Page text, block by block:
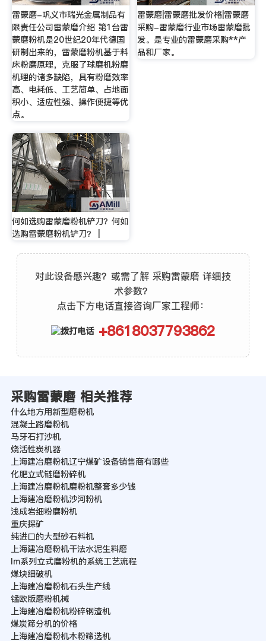
雷蒙磨-巩义市瑞光金属制品有
限责任公司雷蒙磨介绍 第1台雷
蒙磨粉机是20世纪20年代德国
研制出来的，雷蒙磨粉机基于料
床粉磨原理，克服了球磨机粉磨
机理的诸多缺陷，具有粉磨效率
高、电耗低、工艺简单、占地面
积小、适应性强、操作便捷等优
点。
雷蒙磨|雷蒙磨批发价格|雷蒙磨
采购-雷蒙磨行业市场雷蒙磨批
发。是专业的雷蒙磨采购**产
品和厂家。
何如选购雷蒙磨粉机铲刀？何如
选购雷蒙磨粉机铲刀？ |
对此设备感兴趣？或需了解 采购雷蒙磨 详细技
术参数？
点击下方电话直接咨询厂家工程师：
+8618037793862
采购雷蒙磨 相关推荐
什么地方用新型磨粉机
混凝土路磨粉机
马牙石打沙机
烧活性炭机器
上海建冶磨粉机辽宁煤矿设备销售商有哪些
化肥立式链磨粉碎机
上海建冶磨粉机磨粉机整套多少钱
上海建冶磨粉机沙河粉机
浅成岩细粉磨粉机
重庆探矿
纯进口的大型砂石料机
上海建冶磨粉机干法水泥生料磨
lm系列立式磨粉机的系统工艺流程
煤块细破机
上海建冶磨粉机石头生产线
锰欧版磨粉机械
上海建冶磨粉机粉碎钢渣机
煤炭筛分机的价格
上海建冶磨粉机木粉筛选机